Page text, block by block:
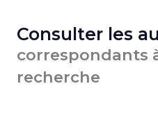
Consulter les
correspondants
recherche